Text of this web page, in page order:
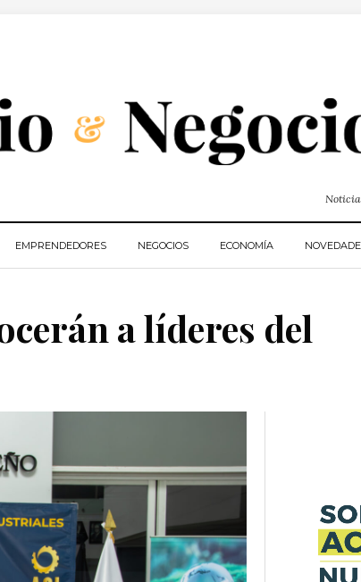
EMPRENDEDORES NEGOCIOS ECONOMÍA
a líderes del